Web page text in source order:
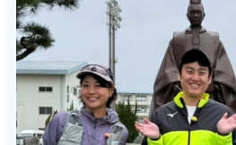
サイトマップ
ウェブサイトのご利用について
放送基準